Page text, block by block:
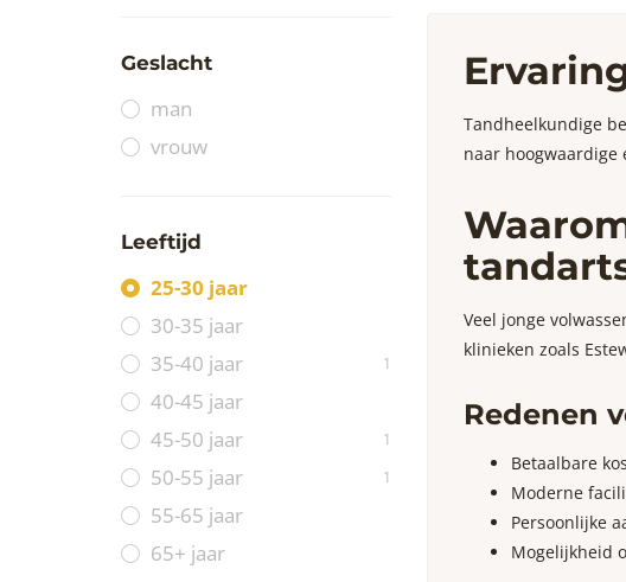
Geslacht
man
vrouw
Leeftijd
25-30 jaar
30-35 jaar
35-40 jaar
1
40-45 jaar
45-50 jaar
1
50-55 jaar 1
55-65 jaar
65+ jaar
Tandheelkundige
naar
Veel jonge
klinieken zoals
Redenen
Betaalbare
Moderne
Persoonlijke
Mogelijkheid